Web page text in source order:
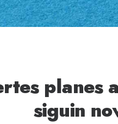
planes
siguin